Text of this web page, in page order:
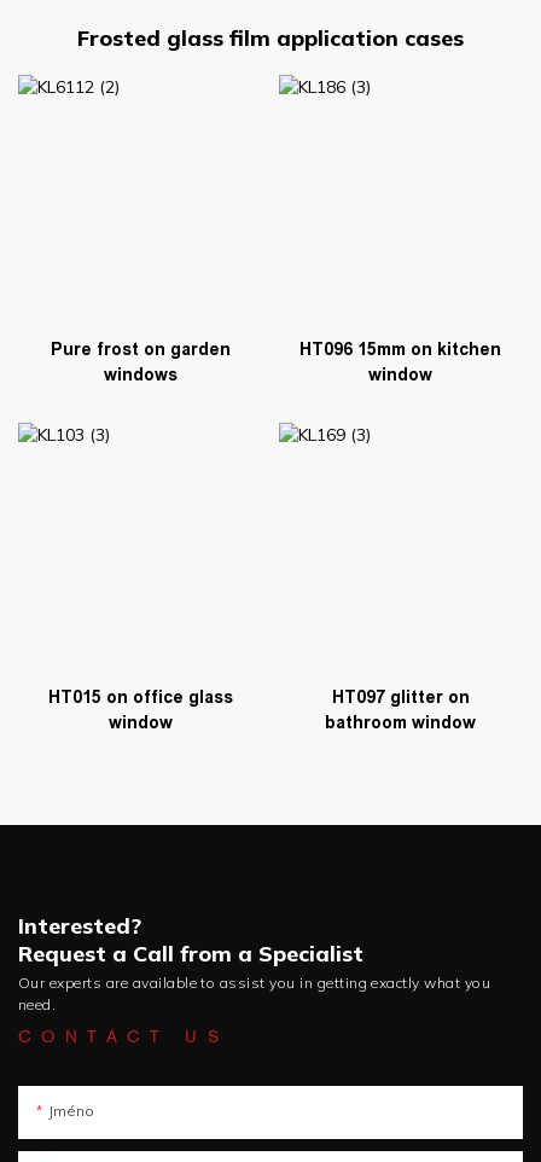
Frosted glass film application cases
Pure frost on garden
windows
HT096 15mm on kitchen
window
HT015 on office glass
window
HT097 glitter on
bathroom window
Interested?
Request a Call from a Specialist
Our experts are available to assist you in getting exactly what you
need.
CONTACT US
Jméno